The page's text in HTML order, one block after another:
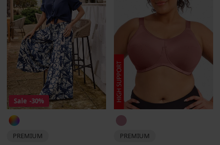
Sale -30%
PREMIUM PREMIUM